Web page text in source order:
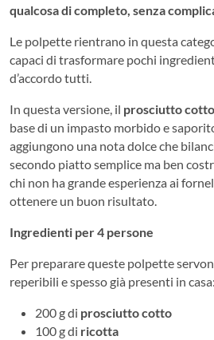
qualcosa di completo, senza
Le polpette rientrano in questa
capaci di trasformare pochi
d’accordo tutti.
In questa versione, il prosciutto cotto
base di un impasto morbido e
aggiungono una nota dolce che
secondo piatto semplice ma ben
chi non ha grande esperienza ai
ottenere un buon risultato.
Ingredienti per 4 persone
Per preparare queste polpette
reperibili e spesso già presenti in casa:
200 g di prosciutto cotto
100 g di ricotta